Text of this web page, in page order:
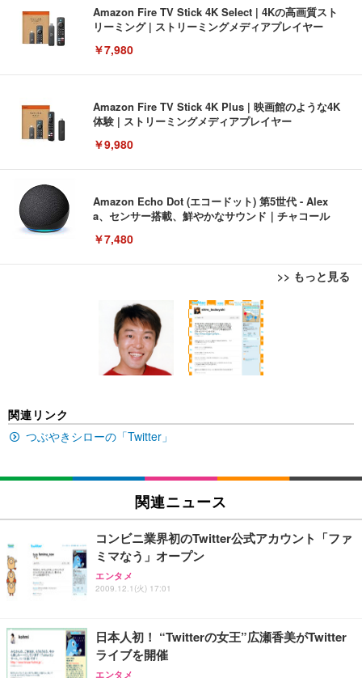
Amazon Fire TV Stick 4K Select | 4Kの高画質スト
リーミング | ストリーミングメディアプレイヤー
￥7,980
Amazon Fire TV Stick 4K Plus | 映画館のような4K
体験 | ストリーミングメディアプレイヤー
￥9,980
Amazon Echo Dot (エコードット) 第5世代 - Alex
a、センサー搭載、鮮やかなサウンド｜チャコール
￥7,480
>> もっと見る
[EdoErgo] オフィスチェア 椅子 テレワーク 疲れな
い 跳ね上げ式アームレスト コンパクト 約105度ロッ
キング pc 事務椅子 360度回転 座面昇降 強化ナイロ
ン樹脂ベース 通気性メッシュ 在宅ワーク H-WY01
(黒網+黒枠+黒足)
￥5,699
ュチェア 人間工学 疲れない ブラック
Sezlife オフィスチェア デスクチェア 疲れない テレ
ワーク チェア 強化バックレスト 30度ロッキング機
レスト 3Dヘッドレスト ハンガー付き 高反発クッシ
ョン PCチェア 通気性メッシュ ゲーミング/勉強/事
務用 おしゃれ パソコンチェア (ブラック)
￥7,680
Sezlife オフィスチェア デスクチェア 疲れない テレ
レスト 3Dヘッドレスト ハンガー付き 高反発クッシ
ョン PCチェア 通気性メッシュ ゲーミング/勉強/事
務用 おしゃれ パソコンチェア (ホワイト)
￥7,680
EIZO ビジネス向けプレミアムモニター | FlexScan
EV3240X-WT | 31.5型4K UHD・USB Type-C・ホワ
イト
￥105,595
イト
【純正品】27"ゲーミングモニター DualSense 充電
フック付き（CFI-ZDM1J）
￥49,979
【整備済み品】Dell E2724HS 27インチ 液晶モニタ
応 ComfortView ビジネス向け
￥15,800
Amazonベーシック ペットシーツ 薄型 レギュラー 1
回使い捨て 無香料 ホワイト 300枚
￥3,373
x2袋(84枚) ホワイト(吸収面:ライトブルー)
ネオ・ルーライフ ネオ・オムツ L 中型犬用 26枚入
り 単品
￥1,800
Smart Basic(スマートベーシック) 【Amazon.co.jp
￥3,670
関連リンク
つぶやきシローの「Twitter」
関連ニュース
コンビニ業界初のTwitter公式アカウント「ファ
ミマなう」オープン
エンタメ
2009.12.1(火) 17:01
日本人初！ “Twitterの女王”広瀬香美がTwitter
ライブを開催
エンタメ